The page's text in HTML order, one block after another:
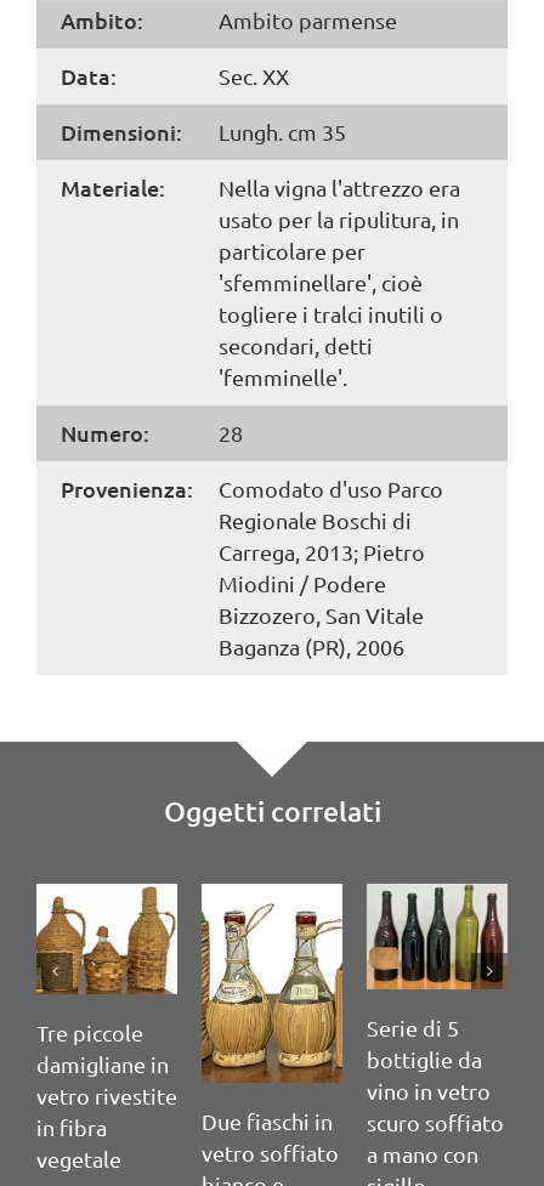
Ambito: Ambito parmense
Data: Sec. XX
Dimensioni: Lungh. cm 35
Materiale:
Nella vigna l'attrezzo era
usato per la ripulitura, in
particolare per
'sfemminellare', cioè
togliere i tralci inutili o
secondari, detti
'femminelle'.
Numero: 28
Provenienza:
Comodato d'uso Parco
Regionale Boschi di
Carrega, 2013; Pietro
Miodini / Podere
Bizzozero, San Vitale
Baganza (PR), 2006
Oggetti correlati
in
rivestite
Due fiaschi in
vetro soffiato
Serie di 5
bottiglie da
vino in vetro
scuro soffiato
a mano con
Serie di 4
bottiglie
vino in
scuro
a mano